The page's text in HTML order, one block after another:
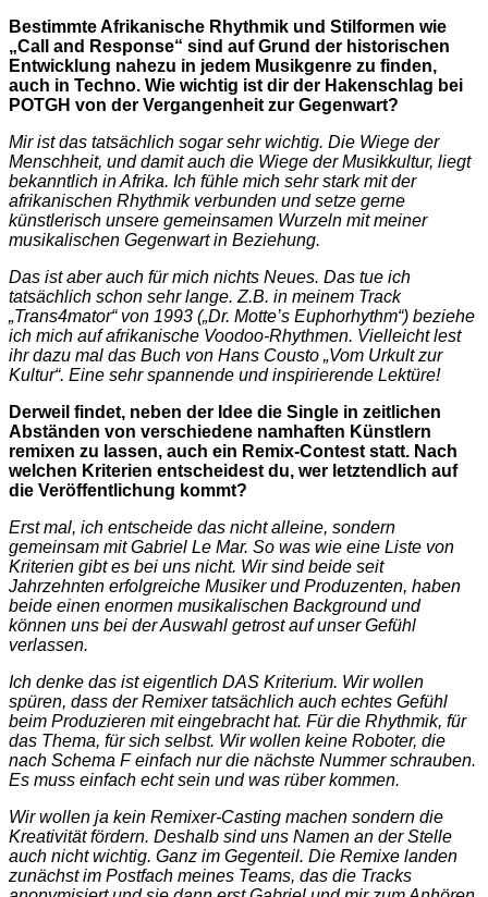
Bestimmte Afrikanische Rhythmik und Stilformen wie
„Call and Response“ sind auf Grund der historischen
Entwicklung nahezu in jedem Musikgenre zu finden,
auch in Techno. Wie wichtig ist dir der Hakenschlag bei
POTGH von der Vergangenheit zur Gegenwart?
Mir ist das tatsächlich sogar sehr wichtig. Die Wiege der
Menschheit, und damit auch die Wiege der Musikkultur, liegt
bekanntlich in Afrika. Ich fühle mich sehr stark mit der
afrikanischen Rhythmik verbunden und setze gerne
künstlerisch unsere gemeinsamen Wurzeln mit meiner
musikalischen Gegenwart in Beziehung.
Das ist aber auch für mich nichts Neues. Das tue ich
tatsächlich schon sehr lange. Z.B. in meinem Track
„Trans4mator“ von 1993 („Dr. Motte’s Euphorhythm“) beziehe
ich mich auf afrikanische Voodoo-Rhythmen. Vielleicht lest
ihr dazu mal das Buch von Hans Cousto „Vom Urkult zur
Kultur“. Eine sehr spannende und inspirierende Lektüre!
Derweil findet, neben der Idee die Single in zeitlichen
Abständen von verschiedene namhaften Künstlern
remixen zu lassen, auch ein Remix-Contest statt. Nach
welchen Kriterien entscheidest du, wer letztendlich auf
die Veröffentlichung kommt?
Erst mal, ich entscheide das nicht alleine, sondern
gemeinsam mit Gabriel Le Mar. So was wie eine Liste von
Kriterien gibt es bei uns nicht. Wir sind beide seit
Jahrzehnten erfolgreiche Musiker und Produzenten, haben
beide einen enormen musikalischen Background und
können uns bei der Auswahl getrost auf unser Gefühl
verlassen.
Ich denke das ist eigentlich DAS Kriterium. Wir wollen
spüren, dass der Remixer tatsächlich auch echtes Gefühl
beim Produzieren mit eingebracht hat. Für die Rhythmik, für
das Thema, für sich selbst. Wir wollen keine Roboter, die
nach Schema F einfach nur die nächste Nummer schrauben.
Es muss einfach echt sein und was rüber kommen.
Wir wollen ja kein Remixer-Casting machen sondern die
Kreativität fördern. Deshalb sind uns Namen an der Stelle
auch nicht wichtig. Ganz im Gegenteil. Die Remixe landen
zunächst im Postfach meines Teams, das die Tracks